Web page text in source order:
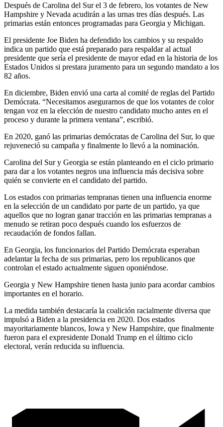
Después de Carolina del Sur el 3 de febrero, los votantes de New
Hampshire y Nevada acudirán a las urnas tres días después. Las
primarias están entonces programadas para Georgia y Michigan.
El presidente Joe Biden ha defendido los cambios y su respaldo
indica un partido que está preparado para respaldar al actual
presidente que sería el presidente de mayor edad en la historia de los
Estados Unidos si prestara juramento para un segundo mandato a los
82 años.
En diciembre, Biden envió una carta al comité de reglas del Partido
Demócrata. “Necesitamos asegurarnos de que los votantes de color
tengan voz en la elección de nuestro candidato mucho antes en el
proceso y durante la primera ventana”, escribió.
En 2020, ganó las primarias demócratas de Carolina del Sur, lo que
rejuveneció su campaña y finalmente lo llevó a la nominación.
Carolina del Sur y Georgia se están planteando en el ciclo primario
para dar a los votantes negros una influencia más decisiva sobre
quién se convierte en el candidato del partido.
Los estados con primarias tempranas tienen una influencia enorme
en la selección de un candidato por parte de un partido, ya que
aquellos que no logran ganar tracción en las primarias tempranas a
menudo se retiran poco después cuando los esfuerzos de
recaudación de fondos fallan.
En Georgia, los funcionarios del Partido Demócrata esperaban
adelantar la fecha de sus primarias, pero los republicanos que
controlan el estado actualmente siguen oponiéndose.
Georgia y New Hampshire tienen hasta junio para acordar cambios
importantes en el horario.
La medida también destacaría la coalición racialmente diversa que
impulsó a Biden a la presidencia en 2020. Dos estados
mayoritariamente blancos, Iowa y New Hampshire, que finalmente
fueron para el expresidente Donald Trump en el último ciclo
electoral, verán reducida su influencia.